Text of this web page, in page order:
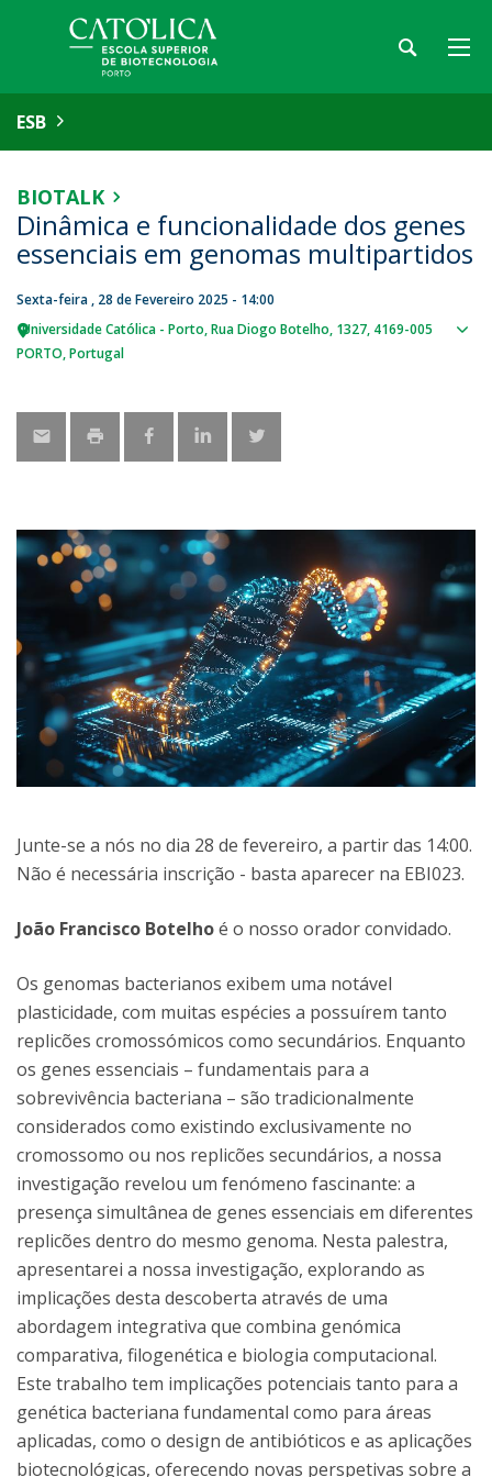
ESB
BIOTALK
Dinâmica e funcionalidade dos genes
essenciais em genomas multipartidos
Sexta-feira , 28 de Fevereiro 2025 - 14:00
Universidade Católica - Porto Rua Diogo Botelho, 1327 4169-005
PORTO Portugal
Junte-se a nós no dia 28 de fevereiro, a partir das 14:00.
Não é necessária inscrição - basta aparecer na EBI023.
João Francisco Botelhoé o nosso orador convidado.
Os genomas bacterianos exibem uma notável
plasticidade, com muitas espécies a possuírem tanto
replicões cromossómicos como secundários. Enquanto
os genes essenciais – fundamentais para a
sobrevivência bacteriana – são tradicionalmente
considerados como existindo exclusivamente no
cromossomo ou nos replicões secundários, a nossa
investigação revelou um fenómeno fascinante: a
presença simultânea de genes essenciais em diferentes
replicões dentro do mesmo genoma. Nesta palestra,
apresentarei a nossa investigação, explorando as
implicações desta descoberta através de uma
abordagem integrativa que combina genómica
comparativa, filogenética e biologia computacional.
Este trabalho tem implicações potenciais tanto para a
genética bacteriana fundamental como para áreas
aplicadas, como o design de antibióticos e as aplicações
biotecnológicas, oferecendo novas perspetivas sobre a